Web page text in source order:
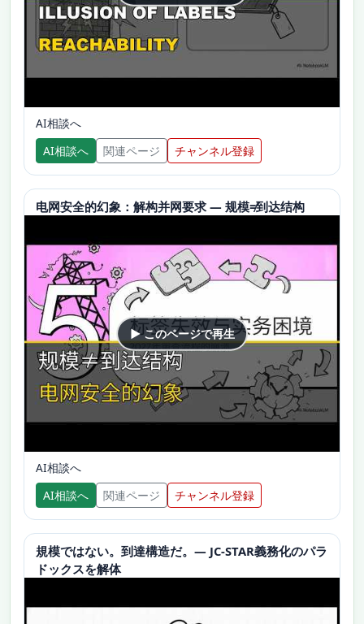
AI相談へ
AI相談へ
関連ページ チャンネル登録
电网安全的幻象：解构并网要求 — 规模≠到达结构
▶ このページで再生
AI相談へ
AI相談へ
関連ページ チャンネル登録
規模ではない。到達構造だ。— JC-STAR義務化のパラ
ドックスを解体